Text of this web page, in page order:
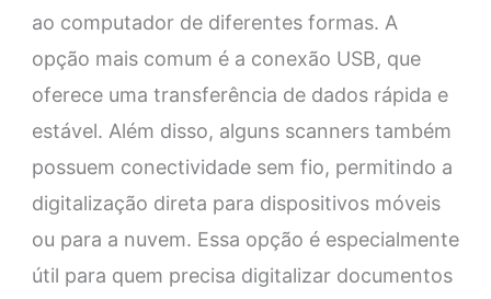
ao computador de diferentes formas. A
opção mais comum é a conexão USB, que
oferece uma transferência de dados rápida e
estável. Além disso, alguns scanners também
possuem conectividade sem fio, permitindo a
digitalização direta para dispositivos móveis
ou para a nuvem. Essa opção é especialmente
útil para quem precisa digitalizar documentos